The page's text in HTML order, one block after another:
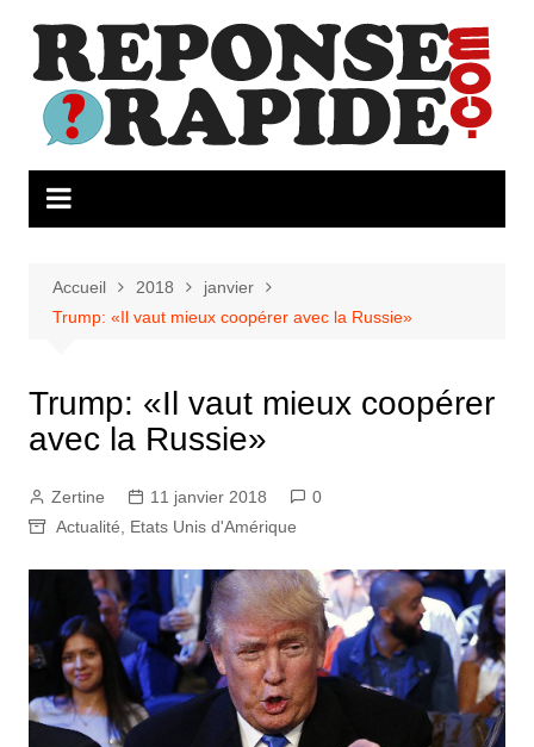
contenu
Accueil 2018
janvier
Trump: «Il vaut mieux coopérer avec la Russie»
Trump: «Il vaut mieux coopérer
avec la Russie»
Zertine 11 janvier 2018
0
Actualité
Etats Unis d'Amérique